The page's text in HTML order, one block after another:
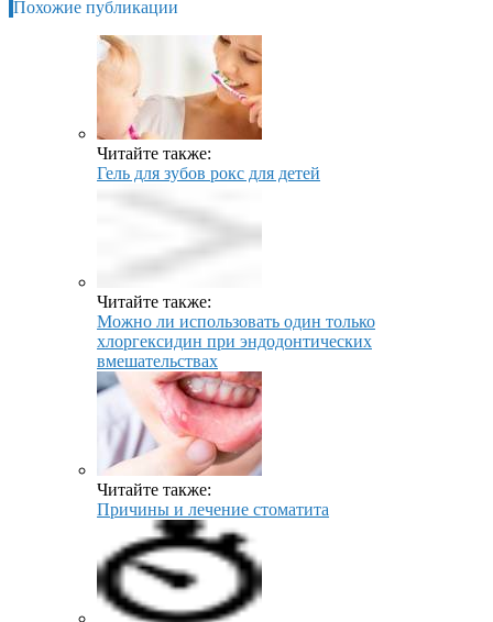
Похожие публикации
Читайте также:
Гель для зубов рокс для детей
Читайте также:
Можно ли использовать один только
хлоргексидин при эндодонтических
вмешательствах
Читайте также:
Причины и лечение стоматита